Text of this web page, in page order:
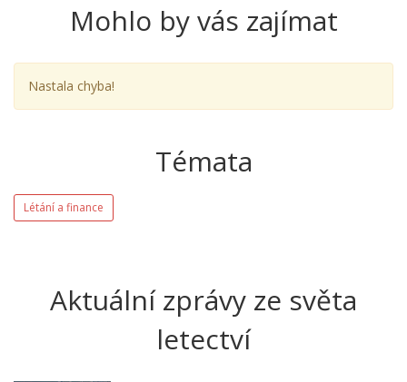
Mohlo by vás zajímat
Nastala chyba!
Témata
Létání a finance
Aktuální zprávy ze světa
letectví